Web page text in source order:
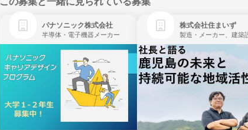
パナソニック株式会社
半導体・電子機器メーカー
株式会社住まいず
製造・メーカー、建築